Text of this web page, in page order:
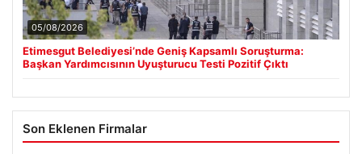
05/08/2026
Etimesgut Belediyesi’nde Geniş Kapsamlı Soruşturma:
Başkan Yardımcısının Uyuşturucu Testi Pozitif Çıktı
Son Eklenen Firmalar